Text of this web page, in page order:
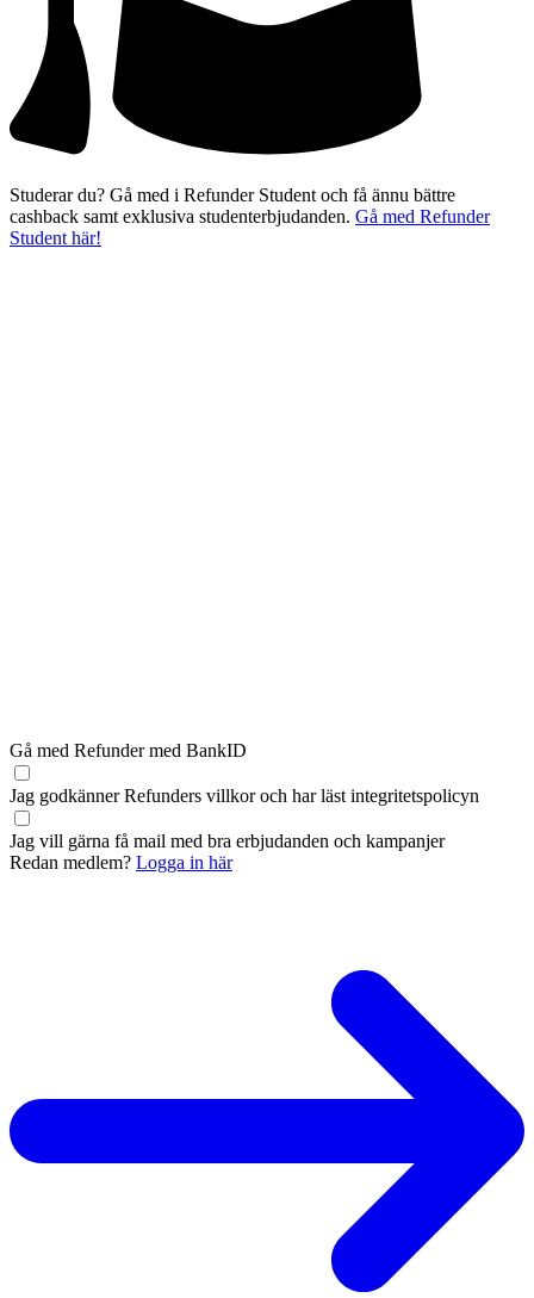
Studerar du? Gå med i Refunder Student och få ännu bättre
cashback samt exklusiva studenterbjudanden. Gå med Refunder
Student här!
Gå med Refunder med BankID
Jag godkänner Refunders villkoroch har läst integritetspolicyn
Jag vill gärna få mail med bra erbjudanden och kampanjer
Redan medlem? Logga in här